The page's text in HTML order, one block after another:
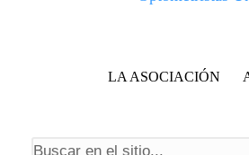
LA ASOCIACIÓN